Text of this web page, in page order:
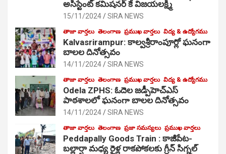
అసిస్టెంట్ కమిషనర్ కే విజయలక్ష్మి
15/11/2024 SIRA NEWS
తాజా వార్తలు తెలంగాణ ప్రముఖ వార్తలు విద్య & ఉద్యోగము
Kalvasrirampur: కాల్వశ్రీరాంపూర్లో ఘనంగా
బాలల దినోత్సవం
14/11/2024 SIRA NEWS
తాజా వార్తలు తెలంగాణ ప్రముఖ వార్తలు విద్య & ఉద్యోగము
Odela ZPHS: ఓదెల జ‌డ్పీహెచ్ఎస్
పాఠ‌శాల‌లో ఘనంగా బాలల దినోత్సవం
14/11/2024 SIRA NEWS
తాజా వార్తలు తెలంగాణ ప్రజా సమస్యలు ప్రముఖ వార్తలు
Peddapally Goods Train : కాజీపేట-
బల్లార్షా మధ్య రైళ్ల రాకపోకలకు గ్రీన్ సిగ్నల్